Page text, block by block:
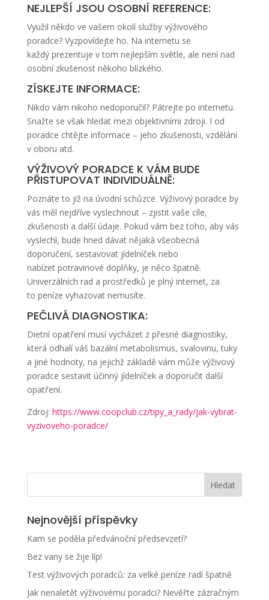
NEJLEPŠÍ JSOU OSOBNÍ REFERENCE:
Využil někdo ve vašem okolí služby výživového
poradce? Vyzpovídejte ho. Na internetu se
každý prezentuje v tom nejlepším světle, ale není nad
osobní zkušenost někoho blízkého.
ZÍSKEJTE INFORMACE:
Nikdo vám nikoho nedoporučil? Pátrejte po internetu.
Snažte se však hledat mezi objektivními zdroji. I od
poradce chtějte informace – jeho zkušenosti, vzdělání
v oboru atd.
VÝŽIVOVÝ PORADCE K VÁM BUDE
PŘISTUPOVAT INDIVIDUÁLNĚ:
Poznáte to již na úvodní schůzce. Výživový poradce by
vás měl nejdříve vyslechnout – zjistit vaše cíle,
zkušenosti a další údaje. Pokud vám bez toho, aby vás
vyslechl, bude hned dávat nějaká všeobecná
doporučení, sestavovat jídelníček nebo
nabízet potravinové doplňky, je něco špatně.
Univerzálních rad a prostředků je plný internet, za
to peníze vyhazovat nemusíte.
PEČLIVÁ DIAGNOSTIKA:
Dietní opatření musí vycházet z přesné diagnostiky,
která odhalí váš bazální metabolismus, svalovinu, tuky
a jiné hodnoty, na jejichž základě vám může výživový
poradce sestavit účinný jídelníček a doporučit další
opatření.
Zdroj: https://www.coopclub.cz/tipy_a_rady/jak-vybrat-
vyzivoveho-poradce/
Nejnovější příspěvky
Kam se poděla předvánoční předsevzetí?
Bez vany se žije líp!
Test výživových poradců: za velké peníze radí špatně
Jak nenaletět výživovému poradci? Nevěřte zázračným